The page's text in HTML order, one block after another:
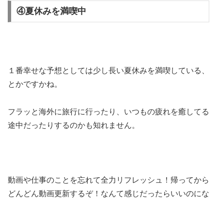
④夏休みを満喫中
１番幸せな予想としては少し長い夏休みを満喫 している、
とかですかね。
フラッと海外に旅行に行ったり、いつもの疲れを癒してる
途中だったりするのかも知れません。
動画や仕事のことを忘れて全力リフレッシュ！帰ってから
どんどん動画更新するぞ！なんて感じだったらいいのにな